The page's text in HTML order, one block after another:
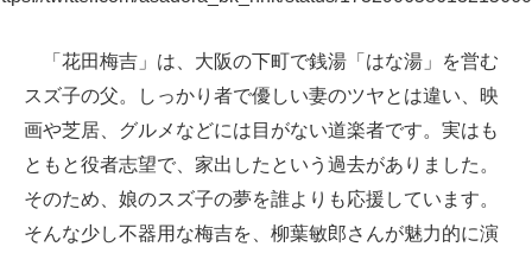
「花田梅吉」は、大阪の下町で銭湯「はな湯」を営む
スズ子の父。しっかり者で優しい妻のツヤとは違い、映
画や芝居、グルメなどには目がない道楽者です。実はも
ともと役者志望で、家出したという過去がありました。
そのため、娘のスズ子の夢を誰よりも応援しています。
そんな少し不器用な梅吉を、柳葉敏郎さんが魅力的に演